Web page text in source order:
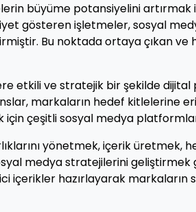
büyüme potansiyelini artırmak
gösteren işletmeler, sosyal
Bu noktada ortaya çıkan ve
etkili ve stratejik bir şekilde
markaların hedef kitlelerine
çeşitli sosyal medya
yönetmek, içerik üretmek,
medya stratejilerini geliştirmek
içerikler hazırlayarak markaların